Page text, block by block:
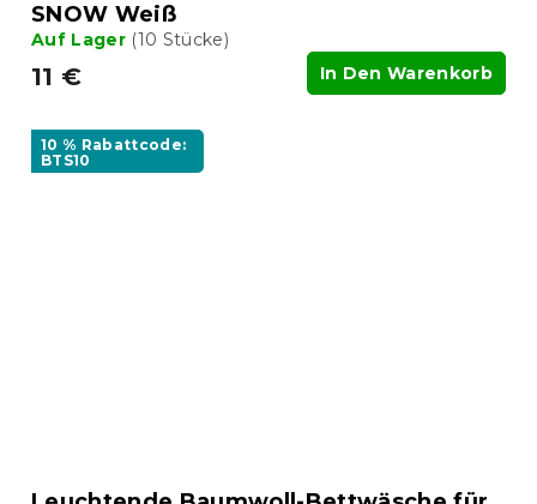
SNOW Weiß
Auf Lager (10 Stücke)
11 € In Den Warenkorb
10 % Rabattcode:
BTS10